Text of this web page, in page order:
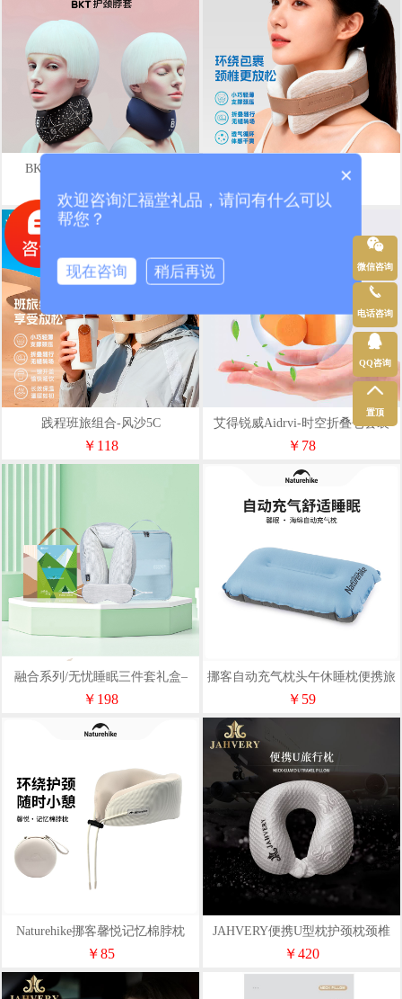
BKT护颈脖套标准版闪耀黑
￥63
践程旅班护颈枕HU3
￥54
践程班旅组合-风沙5C
￥118
艾得锐威Aidrvi-时空折叠仓套装
ADR-9015
￥78
融合系列/无忧睡眠三件套礼盒–
EB3Z04
￥198
挪客自动充气枕头午休睡枕便携旅
行旅游露营舒适护腰靠枕
￥59
Naturehike挪客馨悦记忆棉脖枕
￥85
JAHVERY便携U型枕护颈枕颈椎
记忆枕午睡枕午休枕旅行枕
￥420
微信咨询
电话咨询
QQ咨询
置顶
×
欢迎咨询汇福堂礼品，请问有什么可以
帮您？
现在咨询 稍后再说